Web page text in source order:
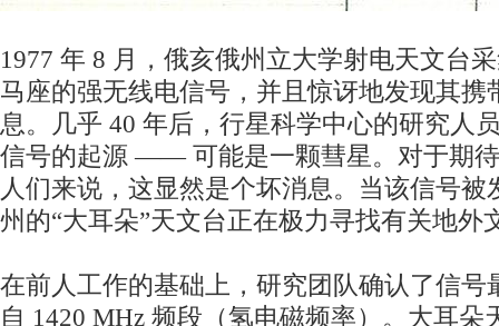
1977 年 8 月，俄亥俄州立大学射电天文台
马座的强无线电信号，并且惊讶地发现其携
息。几乎 40 年后，行星科学中心的研究人
信号的起源 ―― 可能是一颗彗星。对于期
人们来说，这显然是个坏消息。当该信号被
州的“大耳朵”天文台正在极力寻找有关地外
在前人工作的基础上，研究团队确认了信号
自 1420 MHz 频段（氢电磁频率）。大耳朵